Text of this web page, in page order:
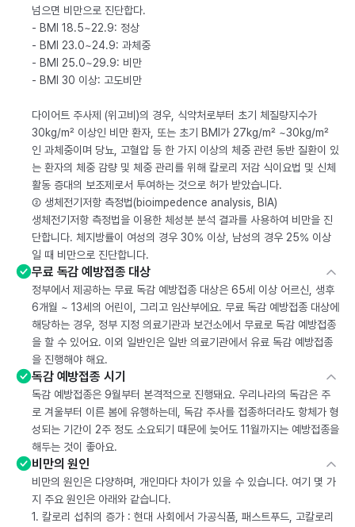
넘으면 비만으로 진단합다.
- BMI 18.5~22.9: 정상
- BMI 23.0~24.9: 과체중
- BMI 25.0~29.9: 비만
- BMI 30 이상: 고도비만
다이어트 주사제 (위고비)의 경우, 식약처로부터 초기 체질량지수가
30kg/m² 이상인 비만 환자, 또는 초기 BMI가 27kg/m² ~30kg/m²
인 과체중이며 당뇨, 고혈압 등 한 가지 이상의 체중 관련 동반 질환이 있
는 환자의 체중 감량 및 체중 관리를 위해 칼로리 저감 식이요법 및 신체
활동 증대의 보조제로서 투여하는 것으로 허가 받았습니다.
② 생체전기저항 측정법(bioimpedence analysis, BIA)
생체전기저항 측정법을 이용한 체성분 분석 결과를 사용하여 비만을 진
단합니다. 체지방률이 여성의 경우 30% 이상, 남성의 경우 25% 이상
일 때 비만으로 진단합니다.
무료 독감 예방접종 대상
정부에서 제공하는 무료 독감 예방접종 대상은 65세 이상 어르신, 생후
6개월 ~ 13세의 어린이, 그리고 임산부에요. 무료 독감 예방접종 대상에
해당하는 경우, 정부 지정 의료기관과 보건소에서 무료로 독감 예방접종
을 할 수 있어요. 이외 일반인은 일반 의료기관에서 유료 독감 예방접종
을 진행해야 해요.
독감 예방접종 시기
독감 예방접종은 9월부터 본격적으로 진행돼요. 우리나라의 독감은 주
로 겨울부터 이른 봄에 유행하는데, 독감 주사를 접종하더라도 항체가 형
성되는 기간이 2주 정도 소요되기 때문에 늦어도 11월까지는 예방접종을
해두는 것이 좋아요.
비만의 원인
비만의 원인은 다양하며, 개인마다 차이가 있을 수 있습니다. 여기 몇 가
지 주요 원인은 아래와 같습니다.
1. 칼로리 섭취의 증가 : 현대 사회에서 가공식품, 패스트푸드, 고칼로리